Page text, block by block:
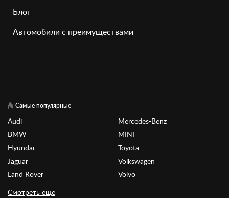
Блог
Автомобили с преимуществами
Самые популярные
Audi
BMW
Hyundai
Jaguar
Land Rover
Mercedes-Benz
MINI
Toyota
Volkswagen
Volvo
Смотреть еще